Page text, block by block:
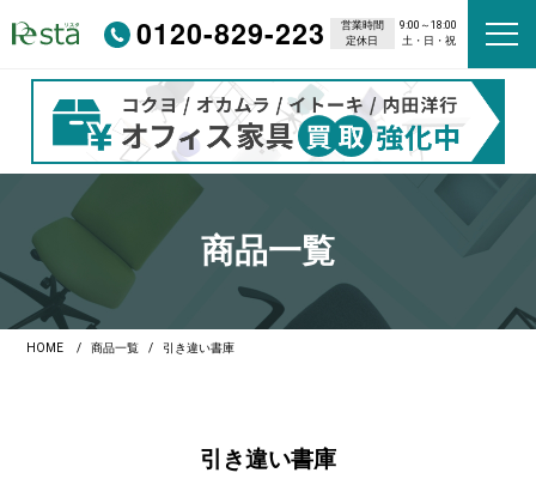
0120-829-223 営業時間
9:00～18:00
定休日
土・日・祝
商品一覧
HOME 商品一覧 引き違い書庫
引き違い書庫